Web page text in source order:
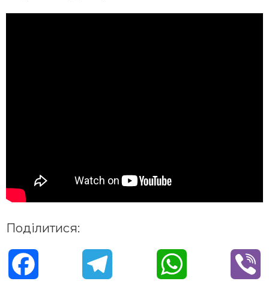
Поділитися: